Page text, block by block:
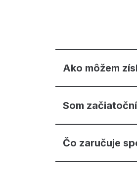
Ako môžem
Som
Čo zaručuje